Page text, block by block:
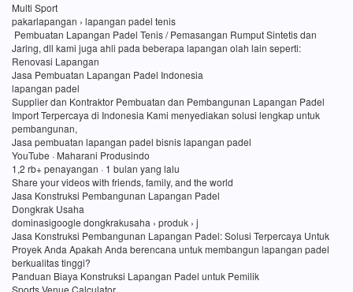
Multi Sport
pakarlapangan › lapangan padel tenis
Pembuatan Lapangan Padel Tenis / Pemasangan Rumput Sintetis dan
Jaring, dll kami juga ahli pada beberapa lapangan olah lain seperti:
Renovasi Lapangan
Jasa Pembuatan Lapangan Padel Indonesia
lapangan padel
Supplier dan Kontraktor Pembuatan dan Pembangunan Lapangan Padel
Import Terpercaya di Indonesia Kami menyediakan solusi lengkap untuk
pembangunan,
Jasa pembuatan lapangan padel bisnis lapangan padel
YouTube · Maharani Produsindo
1,2 rb+ penayangan · 1 bulan yang lalu
Share your videos with friends, family, and the world
Jasa Konstruksi Pembangunan Lapangan Padel
Dongkrak Usaha
dominasigoogle dongkrakusaha › produk › j
Jasa Konstruksi Pembangunan Lapangan Padel: Solusi Terpercaya Untuk
Proyek Anda Apakah Anda berencana untuk membangun lapangan padel
berkualitas tinggi?
Panduan Biaya Konstruksi Lapangan Padel untuk Pemilik
Sports Venue Calculator